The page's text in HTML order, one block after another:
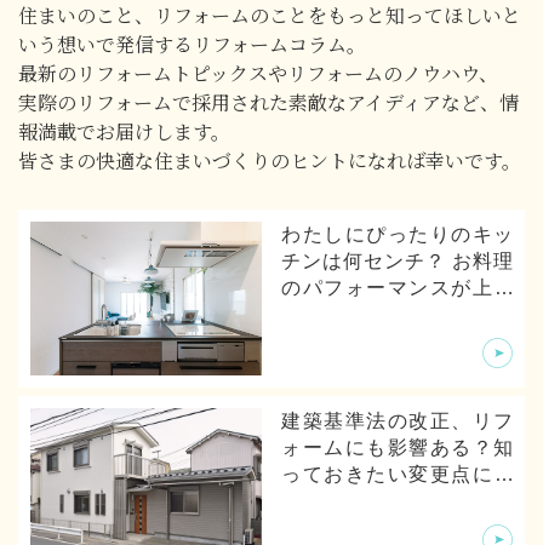
住まいのこと、リフォームのことをもっと知ってほしいと
いう想いで発信するリフォームコラム。
最新のリフォームトピックスやリフォームのノウハウ、
実際のリフォームで採用された素敵なアイディアなど、情
報満載でお届けします。
皆さまの快適な住まいづくりのヒントになれば幸いです。
わたしにぴったりのキッ
チンは何センチ？ お料理
のパフォーマンスが上が
建築基準法の改正、リフ
ォームにも影響ある？知
っておきたい変更点につ